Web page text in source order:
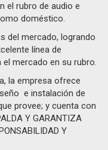
el rubro de audio e
doméstico.
del mercado, logrando
línea de
mercado en su rubro.
la empresa ofrece
e instalación de
provee; y cuenta con
Y GARANTIZA
Y